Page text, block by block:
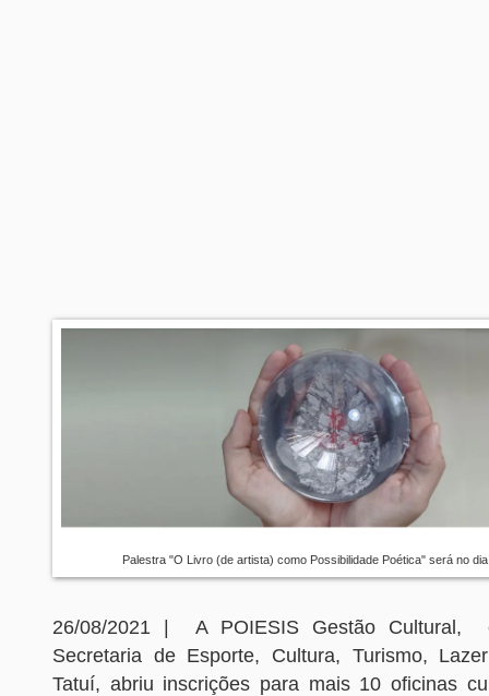
Palestra "O Livro (de artista) como Possibilidade Poética" será no
26/08/2021 | A POIESIS Gestão Cultural,
Secretaria de Esporte, Cultura, Turismo,
Tatuí, abriu inscrições para mais 10 oficinas